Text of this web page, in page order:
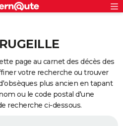
page au carnet des décès des
votre recherche ou trouver
plus ancien en tapant
ou le code postal d'une
recherche ci-dessous.